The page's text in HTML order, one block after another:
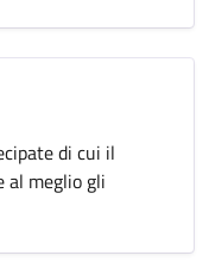
di cui il
al meglio gli